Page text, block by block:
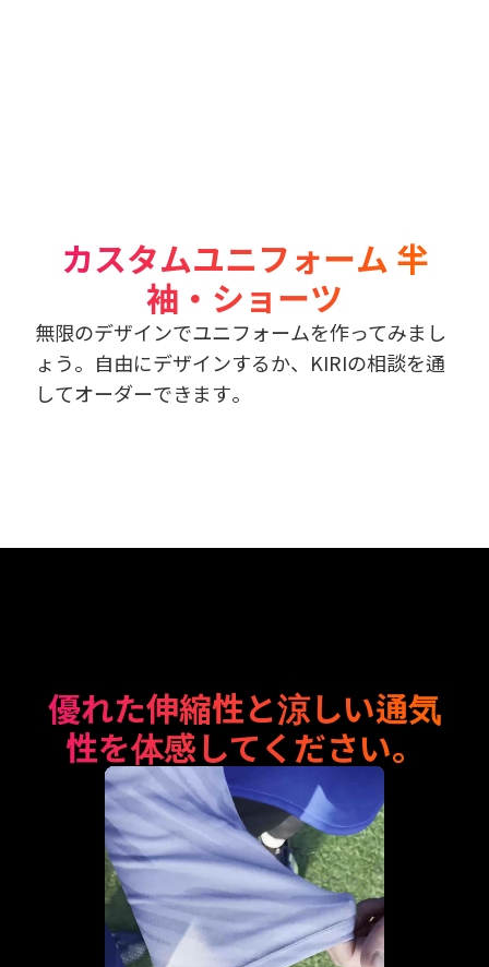
カスタムユニフォーム 半
袖・ショーツ
無限のデザインでユニフォームを作ってみまし
ょう。自由にデザインするか、KIRIの相談を通
してオーダーできます。
優れた伸縮性と涼しい通気
性を体感してください。